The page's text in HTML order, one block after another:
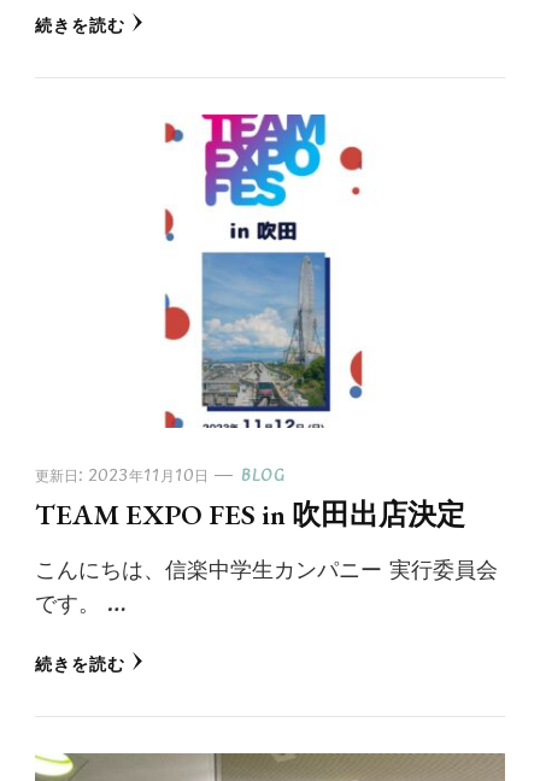
続きを読む
更新日: 2023年11月10日 BLOG
TEAM EXPO FES in 吹田出店決定
こんにちは、信楽中学生カンパニー 実行委員会
です。 …
続きを読む